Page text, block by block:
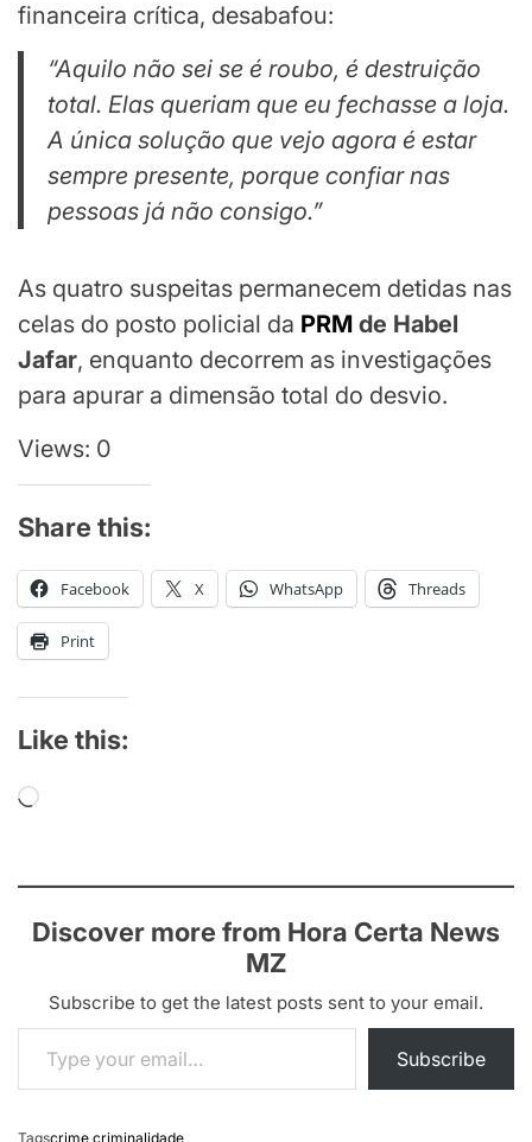
financeira crítica, desabafou:
“Aquilo não sei se é roubo, é destruição
total. Elas queriam que eu fechasse a loja.
A única solução que vejo agora é estar
sempre presente, porque confiar nas
pessoas já não consigo.”
As quatro suspeitas permanecem detidas nas
celas do posto policial da PRM de Habel
Jafar, enquanto decorrem as investigações
para apurar a dimensão total do desvio.
Views: 0
Share this:
Facebook X WhatsApp Threads
Print
Like this:
Loading…
Discover more from Hora Certa News
MZ
Subscribe to get the latest posts sent to your email.
Type your email…
Subscribe
Tagscrime criminalidade